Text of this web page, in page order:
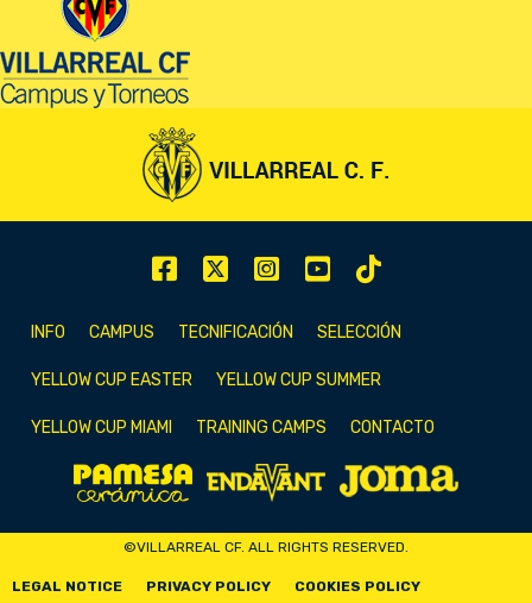
INFO CAMPUS TECNIFICACIÓN SELECCIÓN
YELLOW CUP EASTER YELLOW CUP SUMMER
YELLOW CUP MIAMI TRAINING CAMPS CONTACTO
©VILLARREAL CF. ALL RIGHTS RESERVED.
LEGAL NOTICE PRIVACY POLICY COOKIES POLICY